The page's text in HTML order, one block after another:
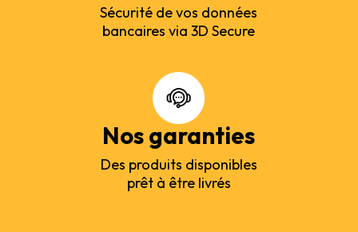
Sécurité de vos données
bancaires via 3D Secure
Nos garanties
Des produits disponibles
prêt à être livrés